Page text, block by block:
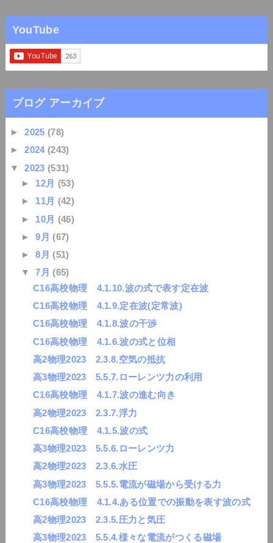
YouTube
ブログ アーカイブ
►2025 (78)
►2024 (243)
▼2023 (531)
► 12月 (53)
► 11月 (42)
► 10月 (46)
►9月 (67)
►8月 (51)
▼7月 (65)
C16高校物理 4.1.10.波の式で表す定在波
C16高校物理 4.1.9.定在波(定常波)
C16高校物理 4.1.8.波の干渉
C16高校物理 4.1.6.波の式と位相
高2物理2023 2.3.8.空気の抵抗
高3物理2023 5.5.7.ローレンツ力の利用
C16高校物理 4.1.7.波の進む向き
高2物理2023 2.3.7.浮力
C16高校物理 4.1.5.波の式
高3物理2023 5.5.6.ローレンツ力
高2物理2023 2.3.6.水圧
高3物理2023 5.5.5.電流が磁場から受ける力
C16高校物理 4.1.4.ある位置での振動を表す波の式
高2物理2023 2.3.5.圧力と気圧
高3物理2023 5.5.4.様々な電流がつくる磁場